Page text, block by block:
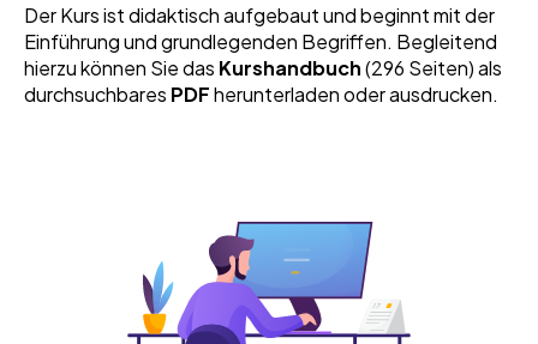
Der Kurs ist didaktisch aufgebaut und beginnt mit der
Einführung und grundlegenden Begriffen. Begleitend
hierzu können Sie das Kurshandbuch(296 Seiten) als
durchsuchbares PDFherunterladen oder ausdrucken.